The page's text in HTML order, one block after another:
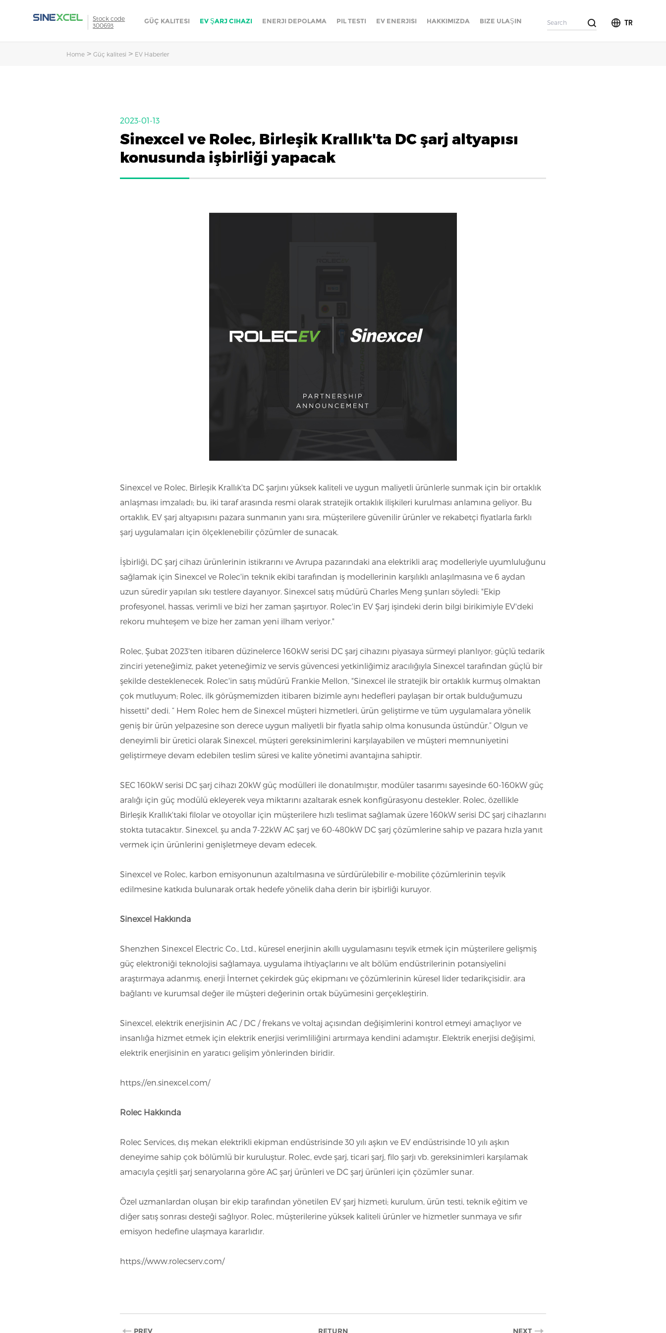
Stock code
300693
GÜÇ KALITESI EV ŞARJ CIHAZI ENERJI DEPOLAMA PIL TESTI EV ENERJISI HAKKIMIZDA BIZE ULAŞIN TR
Home >Güç kalitesi > EV Haberler
2023-01-13
Sinexcel ve Rolec, Birleşik Krallık'ta DC şarj altyapısı
konusunda işbirliği yapacak
Sinexcel ve Rolec, Birleşik Krallık'ta DC şarjını yüksek kaliteli ve uygun maliyetli ürünlerle sunmak için bir ortaklık
anlaşması imzaladı; bu, iki taraf arasında resmi olarak stratejik ortaklık ilişkileri kurulması anlamına geliyor. Bu
ortaklık, EV şarj altyapısını pazara sunmanın yanı sıra, müşterilere güvenilir ürünler ve rekabetçi fiyatlarla farklı
şarj uygulamaları için ölçeklenebilir çözümler de sunacak.
İşbirliği, DC şarj cihazı ürünlerinin istikrarını ve Avrupa pazarındaki ana elektrikli araç modelleriyle uyumluluğunu
sağlamak için Sinexcel ve Rolec'in teknik ekibi tarafından iş modellerinin karşılıklı anlaşılmasına ve 6 aydan
uzun süredir yapılan sıkı testlere dayanıyor. Sinexcel satış müdürü Charles Meng şunları söyledi: "Ekip
profesyonel, hassas, verimli ve bizi her zaman şaşırtıyor. Rolec'in EV Şarj işindeki derin bilgi birikimiyle EV'deki
rekoru muhteşem ve bize her zaman yeni ilham veriyor."
Rolec, Şubat 2023'ten itibaren düzinelerce 160kW serisi DC şarj cihazını piyasaya sürmeyi planlıyor; güçlü tedarik
zinciri yeteneğimiz, paket yeteneğimiz ve servis güvencesi yetkinliğimiz aracılığıyla Sinexcel tarafından güçlü bir
şekilde desteklenecek. Rolec'in satış müdürü Frankie Mellon, "Sinexcel ile stratejik bir ortaklık kurmuş olmaktan
çok mutluyum; Rolec, ilk görüşmemizden itibaren bizimle aynı hedefleri paylaşan bir ortak bulduğumuzu
hissetti" dedi. “ Hem Rolec hem de Sinexcel müşteri hizmetleri, ürün geliştirme ve tüm uygulamalara yönelik
geniş bir ürün yelpazesine son derece uygun maliyetli bir fiyatla sahip olma konusunda üstündür.” Olgun ve
deneyimli bir üretici olarak Sinexcel, müşteri gereksinimlerini karşılayabilen ve müşteri memnuniyetini
geliştirmeye devam edebilen teslim süresi ve kalite yönetimi avantajına sahiptir.
SEC 160kW serisi DC şarj cihazı 20kW güç modülleri ile donatılmıştır, modüler tasarımı sayesinde 60-160kW güç
aralığı için güç modülü ekleyerek veya miktarını azaltarak esnek konfigürasyonu destekler. Rolec, özellikle
Birleşik Krallık'taki filolar ve otoyollar için müşterilere hızlı teslimat sağlamak üzere 160kW serisi DC şarj cihazlarını
stokta tutacaktır. Sinexcel, şu anda 7-22kW AC şarj ve 60-480kW DC şarj çözümlerine sahip ve pazara hızla yanıt
vermek için ürünlerini genişletmeye devam edecek.
Sinexcel ve Rolec, karbon emisyonunun azaltılmasına ve sürdürülebilir e-mobilite çözümlerinin teşvik
edilmesine katkıda bulunarak ortak hedefe yönelik daha derin bir işbirliği kuruyor.
Sinexcel Hakkında
Shenzhen Sinexcel Electric Co., Ltd., küresel enerjinin akıllı uygulamasını teşvik etmek için müşterilere gelişmiş
güç elektroniği teknolojisi sağlamaya, uygulama ihtiyaçlarını ve alt bölüm endüstrilerinin potansiyelini
araştırmaya adanmış, enerji İnternet çekirdek güç ekipmanı ve çözümlerinin küresel lider tedarikçisidir. ara
bağlantı ve kurumsal değer ile müşteri değerinin ortak büyümesini gerçekleştirin.
Sinexcel, elektrik enerjisinin AC / DC / frekans ve voltaj açısından değişimlerini kontrol etmeyi amaçlıyor ve
insanlığa hizmet etmek için elektrik enerjisi verimliliğini artırmaya kendini adamıştır. Elektrik enerjisi değişimi,
elektrik enerjisinin en yaratıcı gelişim yönlerinden biridir.
https://en.sinexcel.com/
Rolec Hakkında
Rolec Services, dış mekan elektrikli ekipman endüstrisinde 30 yılı aşkın ve EV endüstrisinde 10 yılı aşkın
deneyime sahip çok bölümlü bir kuruluştur. Rolec, evde şarj, ticari şarj, filo şarjı vb. gereksinimleri karşılamak
amacıyla çeşitli şarj senaryolarına göre AC şarj ürünleri ve DC şarj ürünleri için çözümler sunar.
Özel uzmanlardan oluşan bir ekip tarafından yönetilen EV şarj hizmeti; kurulum, ürün testi, teknik eğitim ve
diğer satış sonrası desteği sağlıyor. Rolec, müşterilerine yüksek kaliteli ürünler ve hizmetler sunmaya ve sıfır
emisyon hedefine ulaşmaya kararlıdır.
https://www.rolecserv.com/
PREV NEXT
RETURN